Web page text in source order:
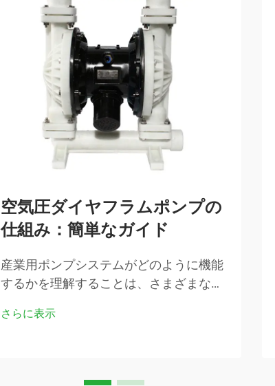
空気圧ダイヤフラムポンプの
仕組み：簡単なガイド
産業用ポンプシステムがどのように機能
するかを理解することは、さまざまな製
者、調達担当者にとって極めて重要で
さらに表示